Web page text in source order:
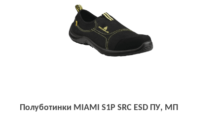
Полуботинки MIAMI S1P SRC ESD ПУ, МП